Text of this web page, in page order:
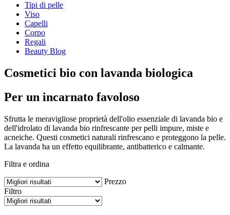
Tipi di pelle
Viso
Capelli
Corpo
Regali
Beauty Blog
Cosmetici bio con lavanda biologica
Per un incarnato favoloso
Sfrutta le meravigliose proprietà dell'olio essenziale di lavanda bio e
dell'idrolato di lavanda bio rinfrescante per pelli impure, miste e
acneiche. Questi cosmetici naturali rinfrescano e proteggono la pelle.
La lavanda ha un effetto equilibrante, antibatterico e calmante.
Filtra e ordina
Prezzo
Filtro